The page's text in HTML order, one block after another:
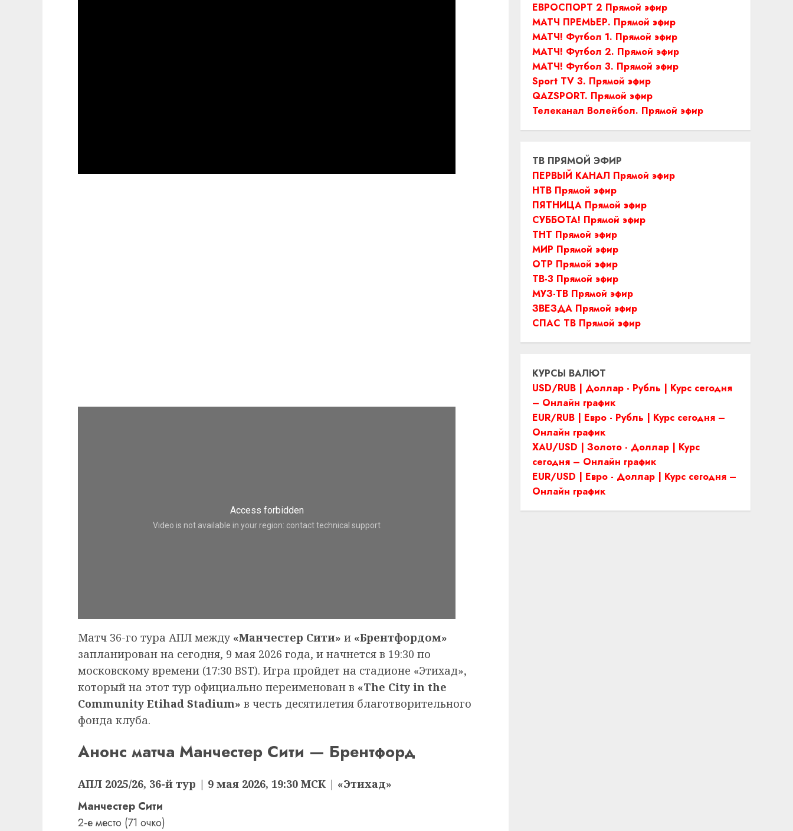
Матч 36-го тура АПЛ между «Манчестер Сити» и «Брентфордом»
запланирован на сегодня, 9 мая 2026 года, и начнется в 19:30 по
московскому времени (17:30 BST). Игра пройдет на стадионе «Этихад»,
который на этот тур официально переименован в «The City in the
Community Etihad Stadium» в честь десятилетия благотворительного
фонда клуба.
Анонс матча Манчестер Сити — Брентфорд
АПЛ 2025/26, 36-й тур | 9 мая 2026, 19:30 МСК | «Этихад»
Манчестер Сити
2-е место (71 очко)
ЕВРОСПОРТ 2 Прямой эфир
МАТЧ ПРЕМЬЕР. Прямой эфир
МАТЧ! Футбол 1. Прямой эфир
МАТЧ! Футбол 2. Прямой эфир
МАТЧ! Футбол 3. Прямой эфир
Sport TV 3. Прямой эфир
QAZSPORT. Прямой эфир
Телеканал Волейбол. Прямой эфир
ТВ ПРЯМОЙ ЭФИР
ПЕРВЫЙ КАНАЛ Прямой эфир
НТВ Прямой эфир
ПЯТНИЦА Прямой эфир
СУББОТА! Прямой эфир
ТНТ Прямой эфир
МИР Прямой эфир
ОТР Прямой эфир
ТВ-3 Прямой эфир
МУЗ-ТВ Прямой эфир
ЗВЕЗДА Прямой эфир
СПАС ТВ Прямой эфир
КУРСЫ ВАЛЮТ
USD/RUB | Доллар - Рубль | Курс сегодня
– Онлайн график
EUR/RUB | Евро - Рубль | Курс сегодня –
Онлайн график
XAU/USD | Золото - Доллар | Курс
сегодня – Онлайн график
EUR/USD | Евро - Доллар | Курс сегодня –
Онлайн график